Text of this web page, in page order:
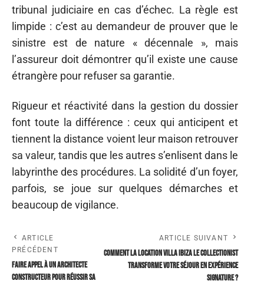
tribunal judiciaire en cas d’échec. La règle est
limpide : c’est au demandeur de prouver que le
sinistre est de nature « décennale », mais
l’assureur doit démontrer qu’il existe une cause
étrangère pour refuser sa garantie.
Rigueur et réactivité dans la gestion du dossier
font toute la différence : ceux qui anticipent et
tiennent la distance voient leur maison retrouver
sa valeur, tandis que les autres s’enlisent dans le
labyrinthe des procédures. La solidité d’un foyer,
parfois, se joue sur quelques démarches et
beaucoup de vigilance.
ARTICLE
PRÉCÉDENT
Faire appel à un architecte
constructeur pour réussir sa
ARTICLE SUIVANT
Comment la Location villa Ibiza Le Collectionist
transforme votre séjour en expérience
signature ?